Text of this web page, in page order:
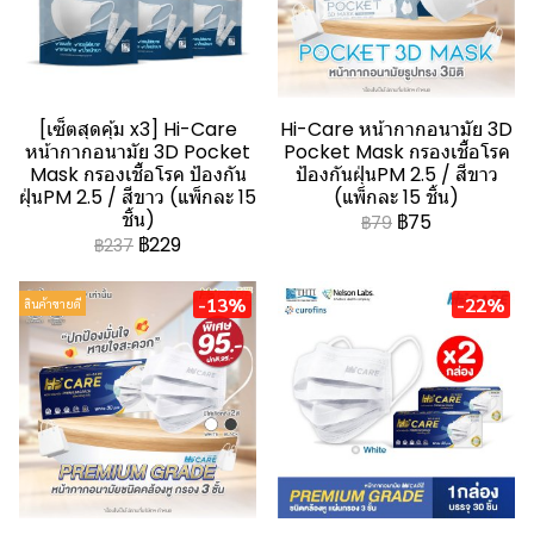
[เซ็ตสุดคุ้ม x3] Hi-Care
หน้ากากอนามัย 3D Pocket
Mask กรองเชื้อโรค ป้องกัน
ฝุ่นPM 2.5 / สีขาว (แพ็กละ 15
ชิ้น)
฿237 ฿229
Hi-Care หน้ากากอนามัย 3D
Pocket Mask กรองเชื้อโรค
ป้องกันฝุ่นPM 2.5 / สีขาว
(แพ็กละ 15 ชิ้น)
฿79 ฿75
สินค้าขายดี -13% -22%